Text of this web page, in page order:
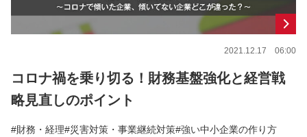
2021.12.17 06:00
コロナ禍を乗り切る！財務基盤強化と経営戦
略見直しのポイント
#財務・経理#災害対策・事業継続対策#強い中小企業の作り方